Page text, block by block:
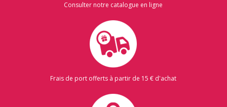
Consulter notre catalogue en ligne
Frais de port offerts à partir de 15 € d'achat